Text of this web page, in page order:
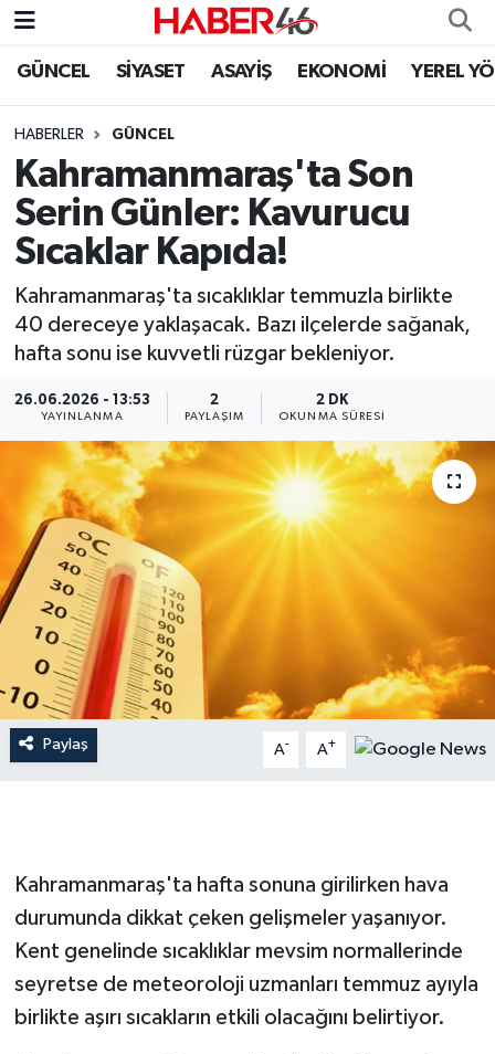
GÜNCEL SİYASET ASAYİŞ EKONOMİ YEREL
HABERLER GÜNCEL
Kahramanmaraş'ta Son
Serin Günler: Kavurucu
Sıcaklar Kapıda!
Kahramanmaraş'ta sıcaklıklar temmuzla birlikte
40 dereceye yaklaşacak. Bazı ilçelerde sağanak,
hafta sonu ise kuvvetli rüzgar bekleniyor.
26.06.2026 - 13:53
YAYINLANMA
2
PAYLAŞIM
2 DK
OKUNMA SÜRESI
Paylaş A- A+
Kahramanmaraş'ta hafta sonuna girilirken hava
durumunda dikkat çeken gelişmeler yaşanıyor.
Kent genelinde sıcaklıklar mevsim normallerinde
seyretse de meteoroloji uzmanları temmuz ayıyla
birlikte aşırı sıcakların etkili olacağını belirtiyor.
GÜNCEL
SİYASET
EKONOMİ
SPOR
YAŞAM
TEKNOLOJİ
SAĞLIK
EĞİTİM
İLÇE HABERLERİ
KÜLTÜR-SANAT
KSÜ
DÜNYA
ROPORTAJ
KADIN-AİLE
YEREL YÖNETİM
MEDYA
Nöbetçi Eczaneler
Hava Durumu
Kahramanmaraş Namaz Vakitleri
Trafik Durumu
Süper Lig Puan Durumu ve Fikstür
Tüm Manşetler
Son Dakika Haberleri
Haber Arşivi